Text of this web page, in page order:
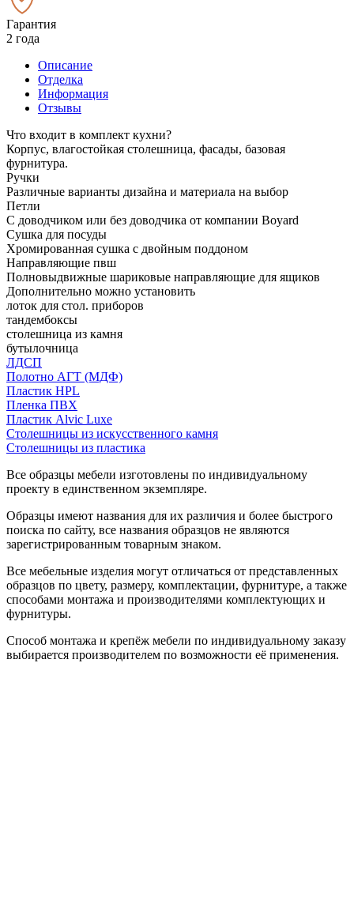
Гарантия
2 года
Описание
Отделка
Информация
Отзывы
Что входит в комплект кухни?
Корпус, влагостойкая столешница, фасады, базовая
фурнитура.
Ручки
Различные варианты дизайна и материала на выбор
Петли
С доводчиком или без доводчика от компании Boyard
Сушка для посуды
Хромированная сушка с двойным поддоном
Направляющие пвш
Полновыдвижные шариковые направляющие для ящиков
Дополнительно можно установить
лоток для стол. приборов
тандембоксы
столешница из камня
бутылочница
ЛДСП
Полотно АГТ (МДФ)
Пластик HPL
Пленка ПВХ
Пластик Alvic Luxe
Столешницы из искусственного камня
Столешницы из пластика
Все образцы мебели изготовлены по индивидуальному
проекту в единственном экземпляре.
Образцы имеют названия для их различия и более быстрого
поиска по сайту, все названия образцов не являются
зарегистрированным товарным знаком.
Все мебельные изделия могут отличаться от представленных
образцов по цвету, размеру, комплектации, фурнитуре, а также
способами монтажа и производителями комплектующих и
фурнитуры.
Способ монтажа и крепёж мебели по индивидуальному заказу
выбирается производителем по возможности её применения.